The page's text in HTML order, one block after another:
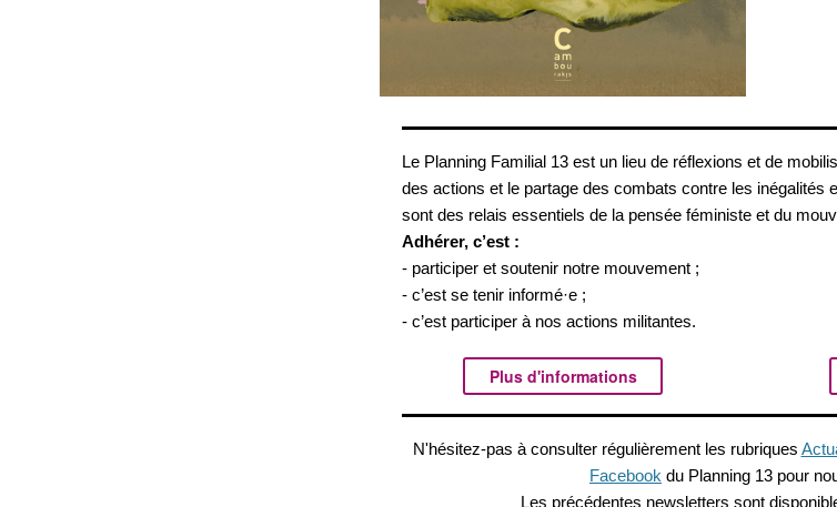
Le Planning Familial 13 est un lieu de réflexions et de
des actions et le partage des combats contre les inégalités
sont des relais essentiels de la pensée féministe et du
Adhérer, c’est :
- participer et soutenir notre mouvement ;
- c’est se tenir informé·e ;
- c’est participer à nos actions militantes.
Plus d'informations
N'hésitez-pas à consulter régulièrement les rubriques
Facebook du Planning 13 pour
Les précédentes newsletters sont